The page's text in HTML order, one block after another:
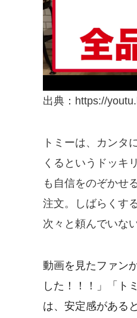
出典：https://
トミーは、カンタ
くるというドッキ
も自信をのぞかせ
注文。しばらくす
次々と頼んでいな
動画を見たファン
した！！！ 」「ト
は、安定感がある